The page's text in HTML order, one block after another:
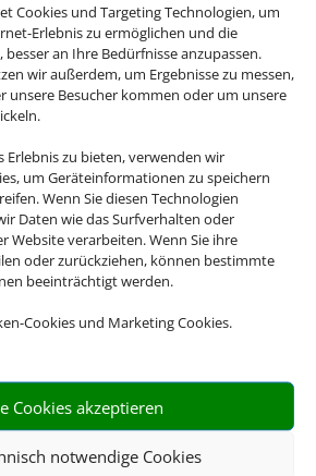
Cookies und Targeting Technologien, um
Erlebnis zu ermöglichen und die
besser an Ihre Bedürfnisse anzupassen.
wir außerdem, um Ergebnisse zu messen,
unsere Besucher kommen oder um unsere
Erlebnis zu bieten, verwenden wir
um Geräteinformationen zu speichern
Wenn Sie diesen Technologien
Daten wie das Surfverhalten oder
Website verarbeiten. Wenn Sie ihre
oder zurückziehen, können bestimmte
beeinträchtigt werden.
Cookies und Marketing Cookies.
Cookies akzeptieren
notwendige Cookies